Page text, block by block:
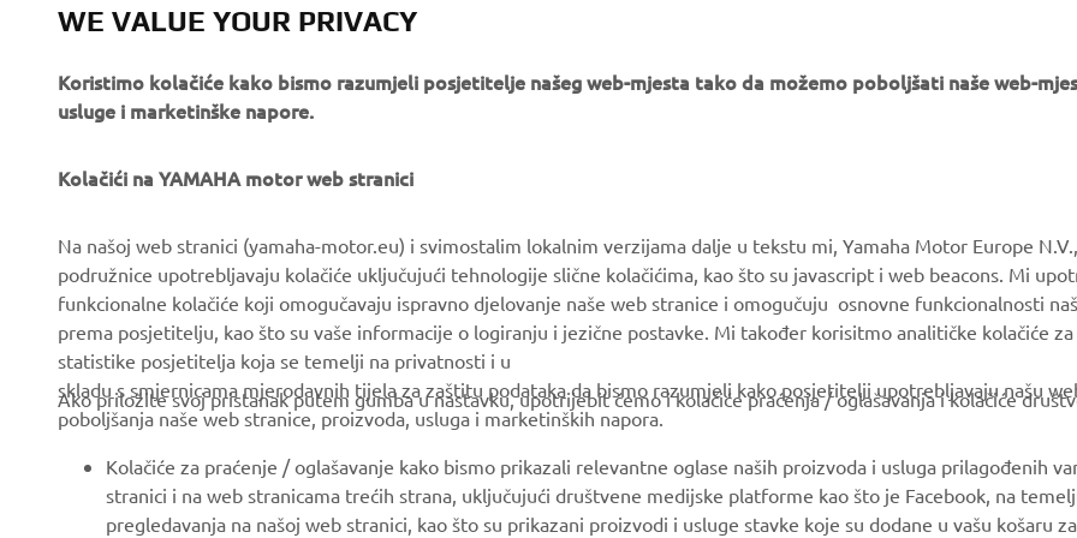
About us
Events
Press
Working at Yamaha
eBike systems
Authorities & Police
Golfcourses
First responders
Robotics
MyYamaha
Yamaha Motor Global
Parts Catalogue
WE VALUE YOUR PRIVACY
Koristimo kolačiće kako bismo razumjeli posjetitelje našeg web-mjesta tako da možemo poboljšati naše web-
usluge i marketinške napore.
Kolačići na YAMAHA motor web stranici
Na našoj web stranici (yamaha-motor.eu) i svimostalim lokalnim verzijama dalje u tekstu mi, Yamaha Motor Europe
podružnice upotrebljavaju kolačiće uključujući tehnologije slične kolačićima, kao što su javascript i web beacons. Mi
funkcionalne kolačiće koji omogučavaju ispravno djelovanje naše web stranice i omogučuju osnovne funkcionalnosti
prema posjetitelju, kao što su vaše informacije o logiranju i jezične postavke. Mi također korisitmo analitičke kolačiće
statistike posjetitelja koja se temelji na privatnosti i u
skladu s smjernicama mjerodavnih tijela za zaštitu podataka da bismo razumjeli kako posjetitelji upotrebljavaju našu
poboljšanja naše web stranice, proizvoda, usluga i marketinških napora.
Ako priložite svoj pristanak putem gumba u nastavku, upotrijebit ćemo i kolačiće praćenja / oglašavanja i kolačiće
Kolačiće za praćenje / oglašavanje kako bismo prikazali relevantne oglase naših proizvoda i usluga prilagođenih
stranici i na web stranicama trećih strana, uključujući društvene medijske platforme kao što je Facebook, na
pregledavanja na našoj web stranici, kao što su prikazani proizvodi i usluge stavke koje su dodane u vašu košaru